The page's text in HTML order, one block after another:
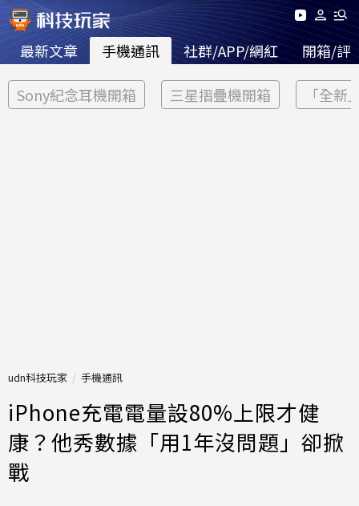
最新文章 手機通訊 社群/APP/網紅 開箱/評
Sony紀念耳機開箱 三星摺疊機開箱 「全新
udn科技玩家 手機通訊
iPhone充電電量設80%上限才健
康？他秀數據「用1年沒問題」卻掀
戰